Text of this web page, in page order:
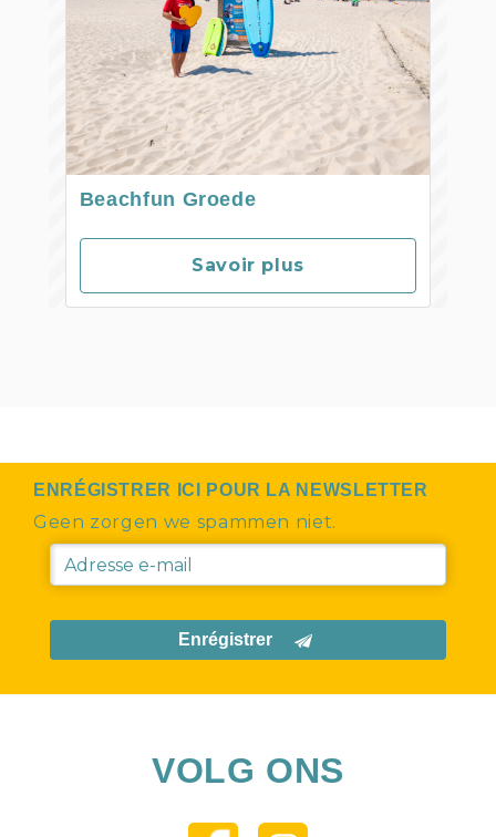
Beachfun Groede
Savoir plus
ENRÉGISTRER ICI POUR LA NEWSLETTER
Geen zorgen we spammen niet.
Enrégistrer
VOLG ONS